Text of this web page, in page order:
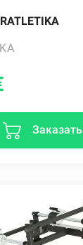
Заказать